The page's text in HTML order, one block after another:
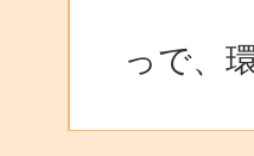
っで、